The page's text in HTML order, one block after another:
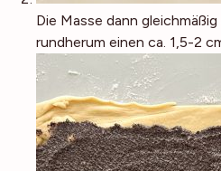
Die Masse dann
rundherum einen ca. 1,5-2